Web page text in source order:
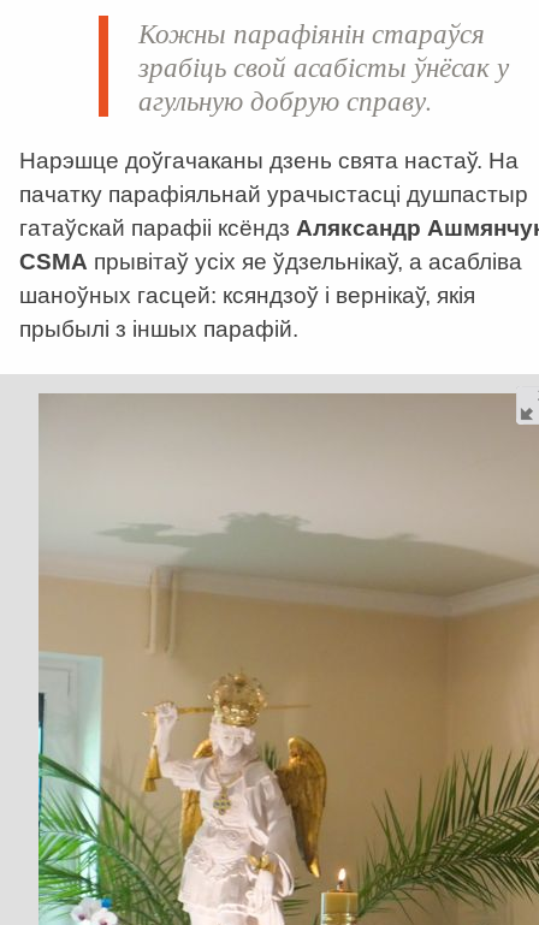
Кожны парафіянін стараўся
зрабіць свой асабісты ўнёсак у
агульную добрую справу.
Нарэшце доўгачаканы дзень свята настаў. На
пачатку парафіяльнай урачыстасці душпастыр
гатаўскай парафіі ксёндз Аляксандр
CSMA прывітаў усіх яе ўдзельнікаў, а асабліва
шаноўных гасцей: ксяндзоў і вернікаў, якія
прыбылі з іншых парафій.